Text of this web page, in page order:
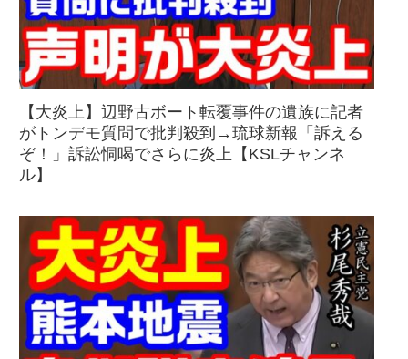
【大炎上】辺野古ボート転覆事件の遺族に記者
がトンデモ質問で批判殺到→琉球新報「訴える
ぞ！」訴訟恫喝でさらに炎上【KSLチャンネ
ル】